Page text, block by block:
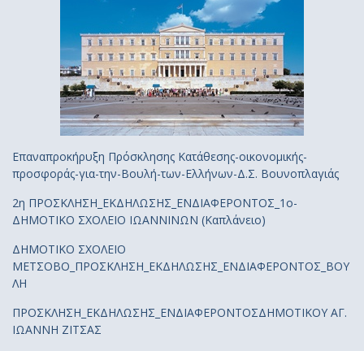
Επαναπροκήρυξη Πρόσκλησης Κατάθεσης-οικονομικής-
προσφοράς-για-την-Βουλή-των-Ελλήνων-Δ.Σ. Βουνοπλαγιάς
2η ΠΡΟΣΚΛΗΣΗ_ΕΚΔΗΛΩΣΗΣ_ΕΝΔΙΑΦΕΡΟΝΤΟΣ_1ο-
ΔΗΜΟΤΙΚΟ ΣΧΟΛΕΙΟ ΙΩΑΝΝΙΝΩΝ (Καπλάνειο)
ΔΗΜΟΤΙΚΟ ΣΧΟΛΕΙΟ
ΜΕΤΣΟΒΟ_ΠΡΟΣΚΛΗΣΗ_ΕΚΔΗΛΩΣΗΣ_ΕΝΔΙΑΦΕΡΟΝΤΟΣ_ΒΟΥ
ΛΗ
ΠΡΟΣΚΛΗΣΗ_ΕΚΔΗΛΩΣΗΣ_ΕΝΔΙΑΦΕΡΟΝΤΟΣΔΗΜΟΤΙΚΟΥ ΑΓ.
ΙΩΑΝΝΗ ΖΙΤΣΑΣ